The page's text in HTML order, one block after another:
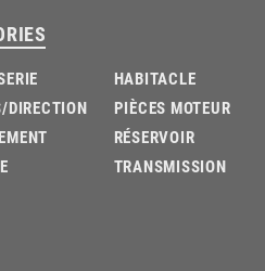
DIRECTION
HABITACLE
PIÈCES MOTEUR
RÉSERVOIR
TRANSMISSION